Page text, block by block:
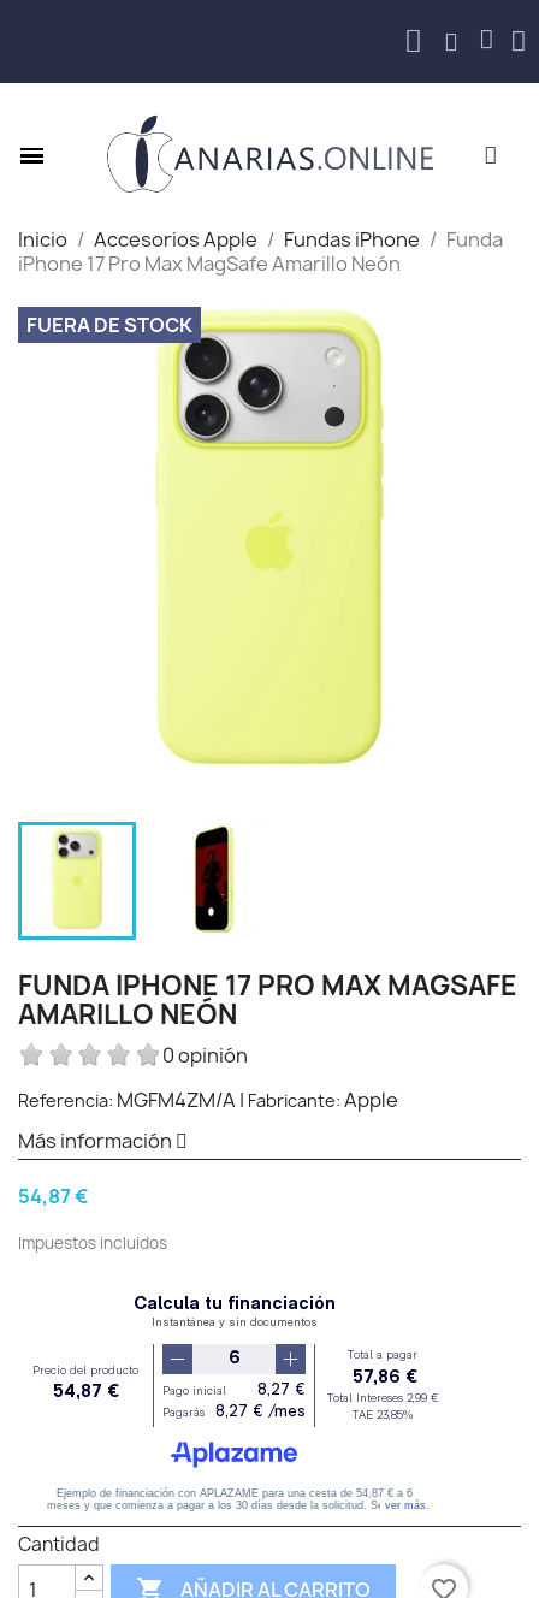
Inicio Accesorios Apple Fundas iPhone
Funda
iPhone 17 Pro Max MagSafe Amarillo Neón
FUERA DE STOCK
FUNDA IPHONE 17 PRO MAX MAGSAFE
AMARILLO NEÓN
0 opinión
Referencia: MGFM4ZM/A | Fabricante: Apple
Más información
54,87 €
Impuestos incluidos
Cantidad
 AÑADIR AL CARRITO
favorite_border